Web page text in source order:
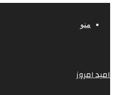
منو
امید امروز